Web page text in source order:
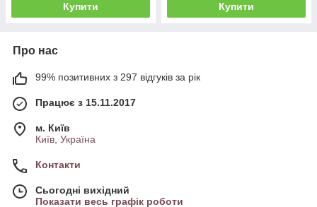
Купити Купити
Про нас
99% позитивних з 297 відгуків за рік
Працює з 15.11.2017
м. Київ
Київ, Україна
Контакти
Сьогодні вихідний
Показати весь графік роботи